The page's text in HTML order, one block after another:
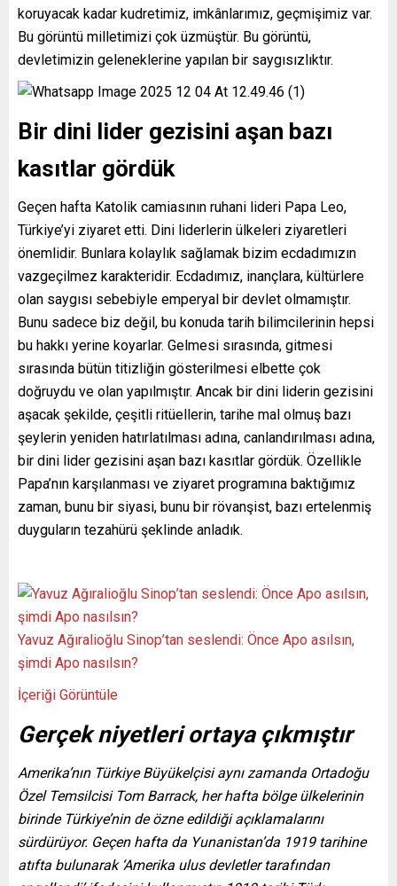
koruyacak kadar kudretimiz, imkânlarımız, geçmişimiz var.
Bu görüntü milletimizi çok üzmüştür. Bu görüntü,
devletimizin geleneklerine yapılan bir saygısızlıktır.
Bir dini lider gezisini aşan bazı
kasıtlar gördük
Geçen hafta Katolik camiasının ruhani lideri Papa Leo,
Türkiye’yi ziyaret etti. Dini liderlerin ülkeleri ziyaretleri
önemlidir. Bunlara kolaylık sağlamak bizim ecdadımızın
vazgeçilmez karakteridir. Ecdadımız, inançlara, kültürlere
olan saygısı sebebiyle emperyal bir devlet olmamıştır.
Bunu sadece biz değil, bu konuda tarih bilimcilerinin hepsi
bu hakkı yerine koyarlar. Gelmesi sırasında, gitmesi
sırasında bütün titizliğin gösterilmesi elbette çok
doğruydu ve olan yapılmıştır. Ancak bir dini liderin gezisini
aşacak şekilde, çeşitli ritüellerin, tarihe mal olmuş bazı
şeylerin yeniden hatırlatılması adına, canlandırılması adına,
bir dini lider gezisini aşan bazı kasıtlar gördük. Özellikle
Papa’nın karşılanması ve ziyaret programına baktığımız
zaman, bunu bir siyasi, bunu bir rövanşist, bazı ertelenmiş
duyguların tezahürü şeklinde anladık.
Yavuz Ağıralioğlu Sinop’tan seslendi: Önce Apo asılsın,
şimdi Apo nasılsın?
İçeriği Görüntüle
Gerçek niyetleri ortaya çıkmıştır
Amerika’nın Türkiye Büyükelçisi aynı zamanda Ortadoğu
Özel Temsilcisi Tom Barrack, her hafta bölge ülkelerinin
birinde Türkiye’nin de özne edildiği açıklamalarını
sürdürüyor. Geçen hafta da Yunanistan’da 1919 tarihine
atıfta bulunarak ‘Amerika ulus devletler tarafından